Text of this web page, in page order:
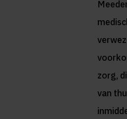
zorg,
van